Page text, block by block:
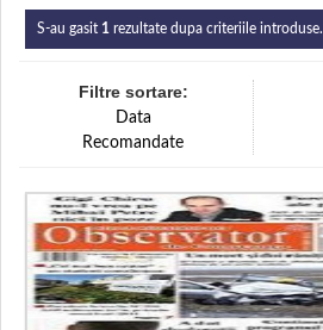
S-au gasit 1 rezultate dupa criteriile introduse.
Filtre sortare:
Data
Recomandate